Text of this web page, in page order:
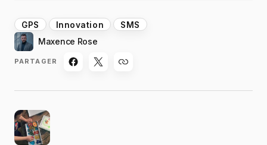
GPS Innovation SMS
Maxence Rose
PARTAGER